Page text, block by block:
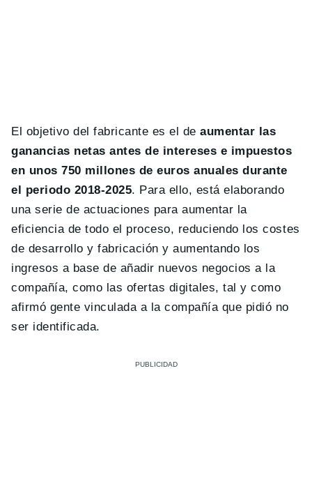
El objetivo del fabricante es el deaumentar las
ganancias netas antes de intereses e impuestos
en unos 750 millones de euros anuales durante
el periodo 2018-2025. Para ello, está elaborando
una serie de actuaciones para aumentar la
eficiencia de todo el proceso, reduciendo los costes
de desarrollo y fabricación y aumentando los
ingresos a base de añadir nuevos negocios a la
compañía, como las ofertas digitales, tal y como
afirmó gente vinculada a la compañía que pidió no
ser identificada.